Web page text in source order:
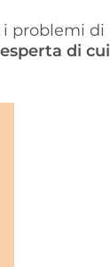
i problemi di
di cui